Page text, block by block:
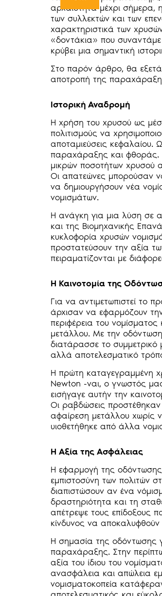
αρχαιότητα μέχρι σήμερα,
των συλλεκτών και των
χαρακτηριστικά των
«δοντάκια» που συναντάμε
κρύβει μια σημαντική
Στο παρόν άρθρο, θα
αποτροπή της
Ιστορική Αναδρομή
Η χρήση του χρυσού ως
πολιτισμούς να
αποταμιεύσεις
παραχάραξης και φθοράς.
μικρών ποσοτήτων χρυσού
Οι απατεώνες μπορούσαν
να δημιουργήσουν νέα
νομισμάτων.
Η ανάγκη για μια λύση σε
και της Βιομηχανικής
κυκλοφορία χρυσών
προστατεύσουν την αξία
πειραματίζονται με
Η Καινοτομία της
Για να αντιμετωπιστεί το
άρχισαν να εφαρμόζουν
περιφέρεια του
μετάλλου. Με την
διατάρασσε το
αλλά αποτελεσματικό
Η πρώτη καταγεγραμμένη
Newton -ναι, ο γνωστός
εισήγαγε αυτήν την
Οι ραβδώσεις
αφαίρεση μετάλλου χωρίς
υιοθετήθηκε από άλλα
Η Αξία της Ασφάλειας
Η εφαρμογή της
εμπιστοσύνη των πολιτών
διαπιστώσουν αν ένα
δραστηριότητα και τη
απέτρεψε τους επίδοξους
κίνδυνος να
Η σημασία της οδόντωσης
παραχάραξης. Στην
αξία του ίδιου του
ανασφάλεια και απώλεια
νομισματοκοπεία